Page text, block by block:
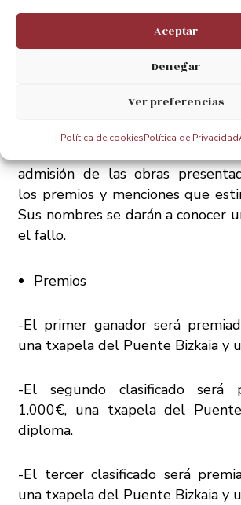
Aceptar
Denegar
Ver preferencias
Política de cookiesPolítica de Privacidad
Jurado
cuales serán elegidos
destacados de colectivos de
admisión de las obras
los premios y menciones que
Sus nombres se darán a conocer
el fallo.
Premios
-El primer ganador será
una txapela del Puente Bizkaia y
-El segundo clasificado será
1.000€, una txapela del
diploma.
-El tercer clasificado será
una txapela del Puente Bizkaia y